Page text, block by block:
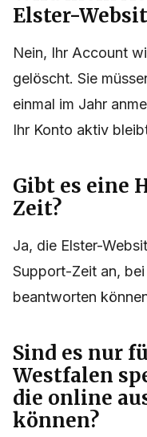
Elster-
Nein, Ihr Account
gelöscht. Sie
einmal im Jahr
Ihr Konto aktiv
Gibt es eine
Zeit?
Ja, die Elster-
Support-Zeit an,
beantworten
Sind es nur
Westfalen
die online
können?